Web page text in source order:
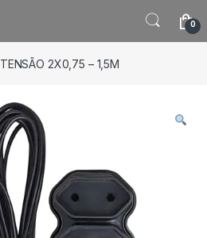
0
2X0,75 – 1,5M